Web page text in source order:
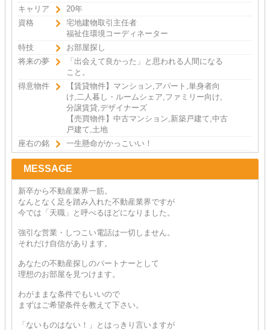
キャリア
20年
資格
宅地建物取引主任者
福祉住環境コーディネーター
特技
お部屋探し
将来の夢
「出会えて良かった」と思われる人間になる
こと。
得意物件
【賃貸物件】マンション,アパート,単身者向
け,二人暮し・ルームシェア,ファミリー向け,
分譲賃貸,デザイナーズ
【売買物件】中古マンション,新築戸建て,中古
戸建て,土地
座右の銘
一生懸命がかっこいい！
MESSAGE
新卒から不動産業界一筋。
なんとなく足を踏み入れた不動産業界ですが
今では「天職」と呼べるほどになりました。
強引な営業・しつこい電話は一切しません。
それだけ自信があります。
あなたの不動産探しのパートナーとして
理想のお部屋を見つけます。
わがままな条件でもいいので
まずはご希望条件を教えて下さい。
「ないものはない！」とはっきり言いますが